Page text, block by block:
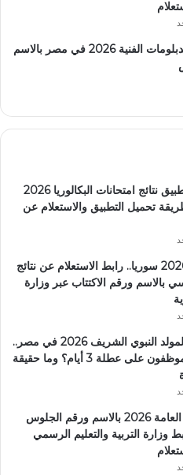
رابط نتيجة الدبلومات الفنية 2026 في مصر بالاسم
رابط تنزيل تطبيق نتائج امتحانات البكالوريا 2026
تحميل التطبيق والاستعلام عن
نتائج التاسع 2026 سوريا.. رابط الاستعلام عن نتائج
بالاسم ورقم الاكتتاب عبر وزارة
موعد إجازة المولد النبوي الشريف 2026 في مصر..
هل يحصل الموظفون على عطلة 3 أيام؟ وما حقيقة
نتيجة الثانوية العامة 2026 بالاسم ورقم الجلوس
التربية والتعليم الرسمي